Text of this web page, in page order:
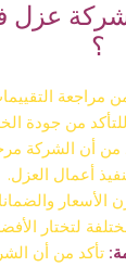
عزل
؟
مراجعة
من جودة
من أن الشركة
أعمال العزل.
الأسعار
لتختار
تأكد من أن